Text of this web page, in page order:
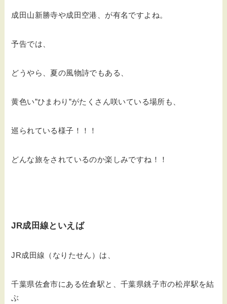
成田山新勝寺や成田空港、が有名ですよね。
予告では、
どうやら、夏の風物詩でもある、
黄色い”ひまわり”がたくさん咲いている場所も、
巡られている様子！！！
どんな旅をされているのか楽しみですね！！
JR成田線といえば
JR成田線（なりたせん）は、
千葉県佐倉市にある佐倉駅と、千葉県銚子市の松岸駅を結
ぶ